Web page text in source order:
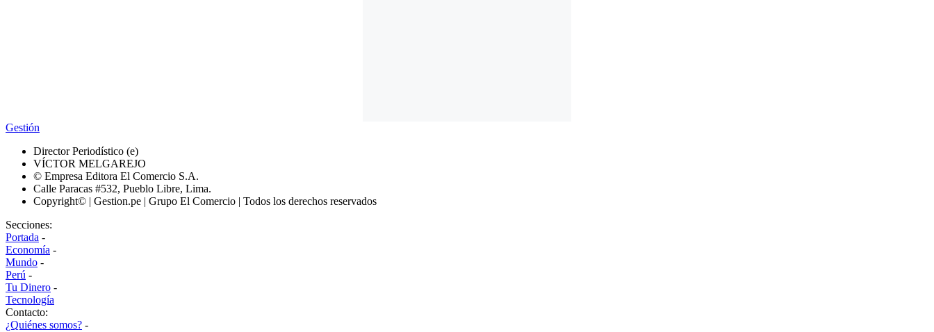
Gestión
Director Periodístico (e)
VÍCTOR MELGAREJO
© Empresa Editora El Comercio S.A.
Calle Paracas #532, Pueblo Libre, Lima.
Copyright© | Gestion.pe | Grupo El Comercio | Todos los derechos reservados
Secciones:
Portada -
Economía -
Mundo -
Perú -
Tu Dinero -
Tecnología
Contacto:
¿Quiénes somos? -